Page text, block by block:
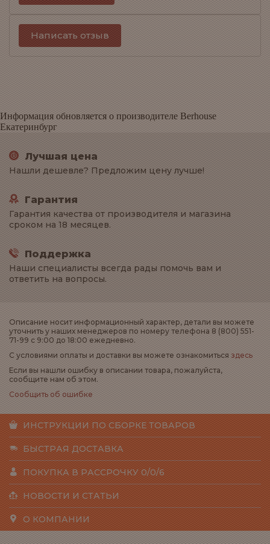
Написать отзыв
Информация обновляется о производителе Berhouse
Екатеринбург
Лучшая цена
Нашли дешевле? Предложим цену лучше!
Гарантия
Гарантия качества от производителя и магазина
сроком на 18 месяцев.
Поддержка
Наши специалисты всегда рады помочь вам и
ответить на вопросы.
Описание носит информационный характер, детали вы можете
уточнить у наших менеджеров по номеру телефона 8 (800) 551-
71-99 с 9:00 до 18:00 ежедневно.
С условиями оплаты и доставки вы можете ознакомитьсяздесь
Если вы нашли ошибку в описании товара, пожалуйста,
сообщите нам об этом.
Сообщить об ошибке
ИНСТРУКЦИИ ПО СБОРКЕ ТОВАРОВ
БЫСТРАЯ ДОСТАВКА
ПОКУПКА В РАССРОЧКУ 0/0/6
НОВОСТИ И СТАТЬИ
О КОМПАНИИ